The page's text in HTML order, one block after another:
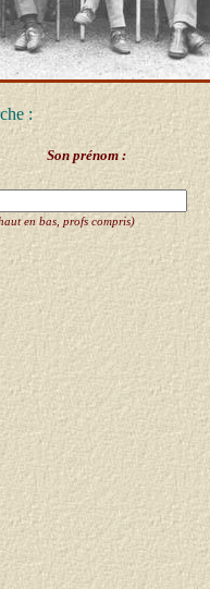
:
Son prénom :
en bas, profs compris)